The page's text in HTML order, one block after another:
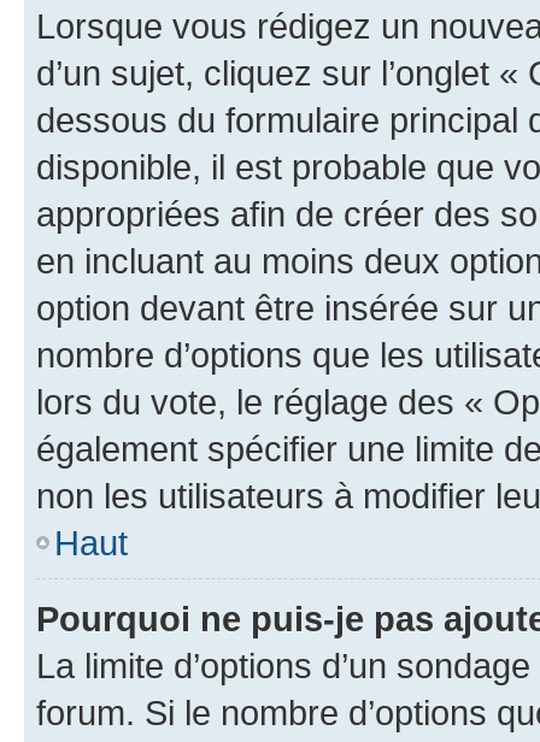
Lorsque vous rédigez un
d’un sujet, cliquez sur l’onglet
dessous du formulaire principal
disponible, il est probable que
appropriées afin de créer des
en incluant au moins deux
option devant être insérée sur
nombre d’options que les
lors du vote, le réglage des «
également spécifier une limite
non les utilisateurs à modifier
Haut
Pourquoi ne puis-je pas
La limite d’options d’un
forum. Si le nombre d’options